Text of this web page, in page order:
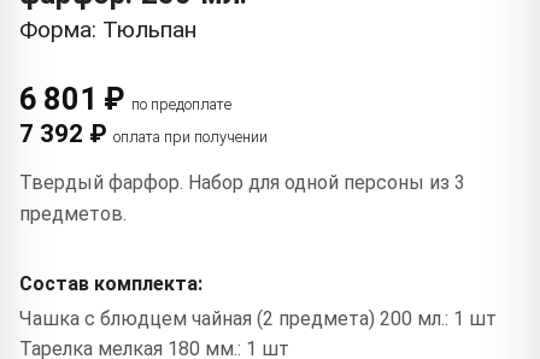
Форма: Тюльпан
6 801 ₽ по предоплате
7 392 ₽ оплата при получении
Твердый фарфор. Набор для одной персоны из 3
предметов.
Состав комплекта:
Чашка с блюдцем чайная (2 предмета) 200 мл.: 1 шт
Тарелка мелкая 180 мм.: 1 шт